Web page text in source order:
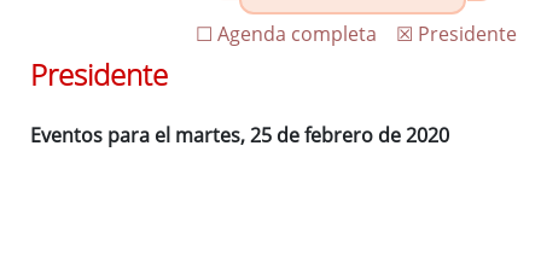
☒ Presidente
☐ Agenda completa
Presidente
Eventos para el martes, 25 de febrero de 2020